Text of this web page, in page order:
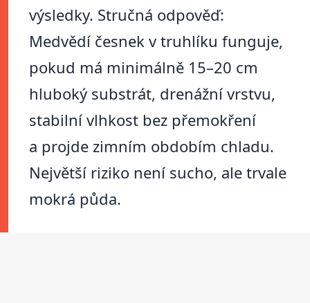
výsledky. Stručná odpověď:
Medvědí česnek v truhlíku funguje,
pokud má minimálně 15–20 cm
hluboký substrát, drenážní vrstvu,
stabilní vlhkost bez přemokření
a projde zimním obdobím chladu.
Největší riziko není sucho, ale trvale
mokrá půda.